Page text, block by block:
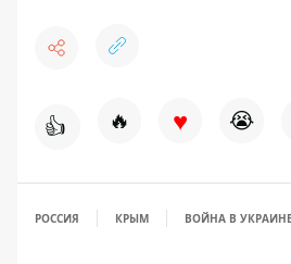
👍 🔥 ♥ 😭
РОССИЯ КРЫМ ВОЙНА В УКРАИНЕ